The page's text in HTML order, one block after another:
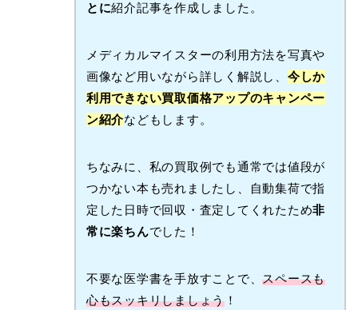
とに紹介記事を作成しました。
メディカルマイスターの利用方法を写真や
画像など用いながら詳しく解説し、 今しか
利用できない買取価格アップのキャンペー
ン紹介などもします。
ちなみに、私の買取例でも通常では値段が
つかない本も売れましたし、自動集荷で指
定した日時で回収・査定してくれたため非
常に楽ちんでした！
不要な医学書を手放すことで、スペースも
心もスッキリしましょう ！